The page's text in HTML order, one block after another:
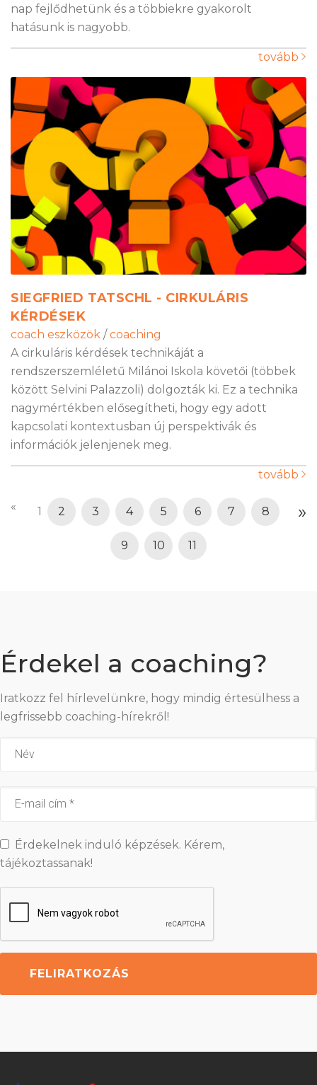
nap fejlődhetünk és a többiekre gyakorolt
hatásunk is nagyobb.
tovább
SIEGFRIED TATSCHL - CIRKULÁRIS
KÉRDÉSEK
coach eszközök / coaching
A cirkuláris kérdések technikáját a
rendszerszemléletű Milánoi Iskola követői (többek
között Selvini Palazzoli) dolgozták ki. Ez a technika
nagymértékben elősegítheti, hogy egy adott
kapcsolati kontextusban új perspektivák és
információk jelenjenek meg.
tovább
« 1 2 3 4 5 6 7 8
9 10 11
»
Érdekel a coaching?
Iratkozz fel hírlevelünkre, hogy mindig értesülhess a
legfrissebb coaching-hírekről!
Érdekelnek induló képzések. Kérem,
tájékoztassanak!